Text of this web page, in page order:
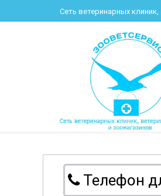
Сеть ветеринарных
Телефон